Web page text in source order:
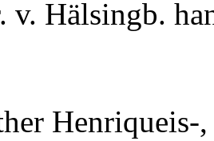
v. Hälsingb.
Henriqueis-,